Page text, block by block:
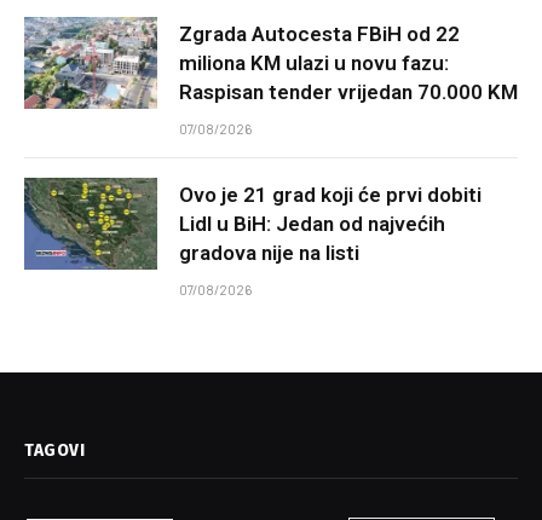
Zgrada Autocesta FBiH od 22
miliona KM ulazi u novu fazu:
Raspisan tender vrijedan 70.000 KM
07/08/2026
Ovo je 21 grad koji će prvi dobiti
Lidl u BiH: Jedan od najvećih
gradova nije na listi
07/08/2026
TAGOVI